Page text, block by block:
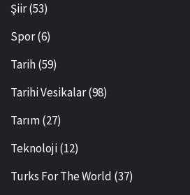
Şiir(53)
Spor(6)
Tarih(59)
Tarihi Vesikalar(98)
Tarım(27)
Teknoloji(12)
Turks For The World (37)